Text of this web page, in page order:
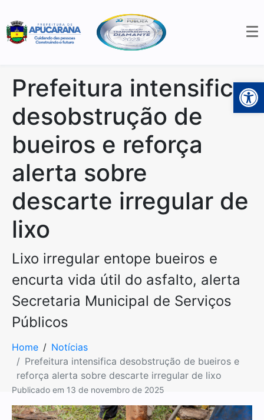
Prefeitura intensifica
desobstrução de
bueiros e reforça
alerta sobre
descarte irregular de
lixo
Lixo irregular entope bueiros e
encurta vida útil do asfalto, alerta
Secretaria Municipal de Serviços
Públicos
Home
Notícias
Prefeitura intensifica desobstrução de bueiros e
reforça alerta sobre descarte irregular de lixo
Publicado em 13 de novembro de 2025